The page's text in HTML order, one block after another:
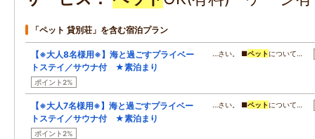
「ペット 貸別荘」を含む宿泊プラン
【※大人8名様用※】海と過ごすプライベー
トステイ／サウナ付 ★素泊まり
ポイント2%
…さい。 ■ペット について…
【※大人7名様用※】海と過ごすプライベー
トステイ／サウナ付 ★素泊まり
ポイント2%
…さい。 ■ペット について…